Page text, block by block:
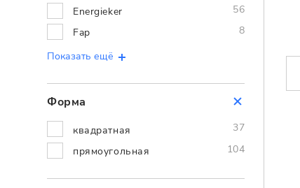
Energieker
56
Fap
8
Показать ещё
Форма
квадратная
37
прямоугольная
104